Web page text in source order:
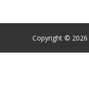
Copyright © 2026